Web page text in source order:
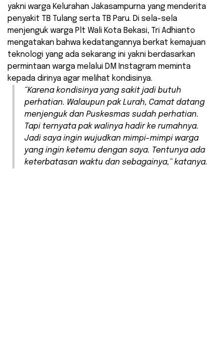
yakni warga Kelurahan Jakasampurna yang menderita
penyakit TB Tulang serta TB Paru. Di sela-sela
menjenguk warga Plt Wali Kota Bekasi, Tri Adhianto
mengatakan bahwa kedatangannya berkat kemajuan
teknologi yang ada sekarang ini yakni berdasarkan
permintaan warga melalui DM Instagram meminta
kepada dirinya agar melihat kondisinya.
“Karena kondisinya yang sakit jadi butuh
perhatian. Walaupun pak Lurah, Camat datang
menjenguk dan Puskesmas sudah perhatian.
Tapi ternyata pak walinya hadir ke rumahnya.
Jadi saya ingin wujudkan mimpi-mimpi warga
yang ingin ketemu dengan saya. Tentunya ada
keterbatasan waktu dan sebagainya,” katanya.